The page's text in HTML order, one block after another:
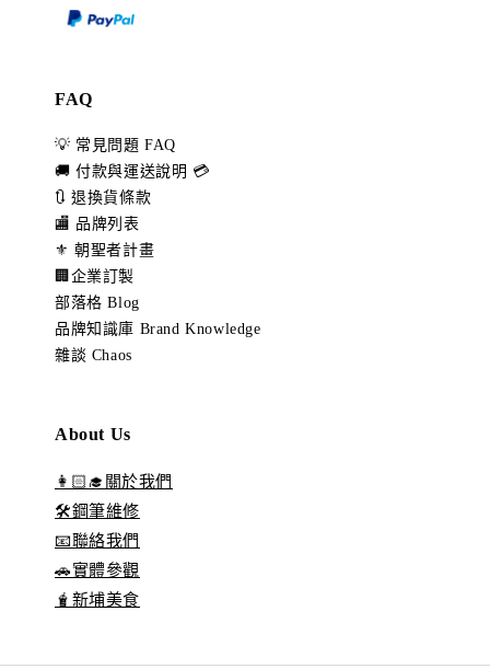
FAQ
💡 常見問題 FAQ
🚚 付款與運送說明 💳
🔃 退換貨條款
🏬 品牌列表
⚜️ 朝聖者計畫
🏢企業訂製
部落格 Blog
品牌知識庫 Brand Knowledge
雜談 Chaos
About Us
👩🏻‍🎓關於我們
🛠️鋼筆維修
📧聯絡我們
🚗實體參觀
🧋新埔美食